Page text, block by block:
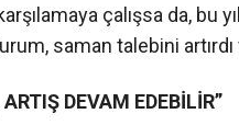
çalışsa da, bu
saman talebini
DEVAM EDEBİLİR”